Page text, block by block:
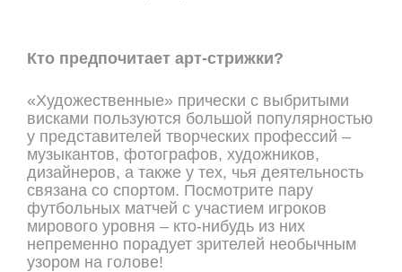
Кто предпочитает арт-стрижки?
«Художественные» прически с выбритыми
висками пользуются большой популярностью
у представителей творческих профессий –
музыкантов, фотографов, художников,
дизайнеров, а также у тех, чья деятельность
связана со спортом. Посмотрите пару
футбольных матчей с участием игроков
мирового уровня – кто-нибудь из них
непременно порадует зрителей необычным
узором на голове!